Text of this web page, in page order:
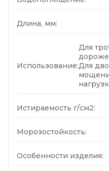
Длина, мм:
Использование:
Для
Для
Истираемость г/см2:
Морозостойкость:
Особенности изделия: